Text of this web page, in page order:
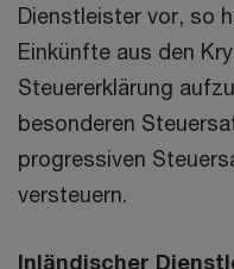
Dienstleister vor, so
Einkünfte aus den
Steuererklärung
besonderen
progressiven
versteuern.
Inländischer